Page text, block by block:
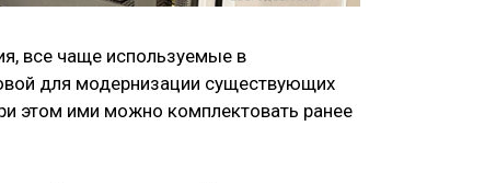
все чаще используемые в
для модернизации существующих
этом ими можно комплектовать ранее